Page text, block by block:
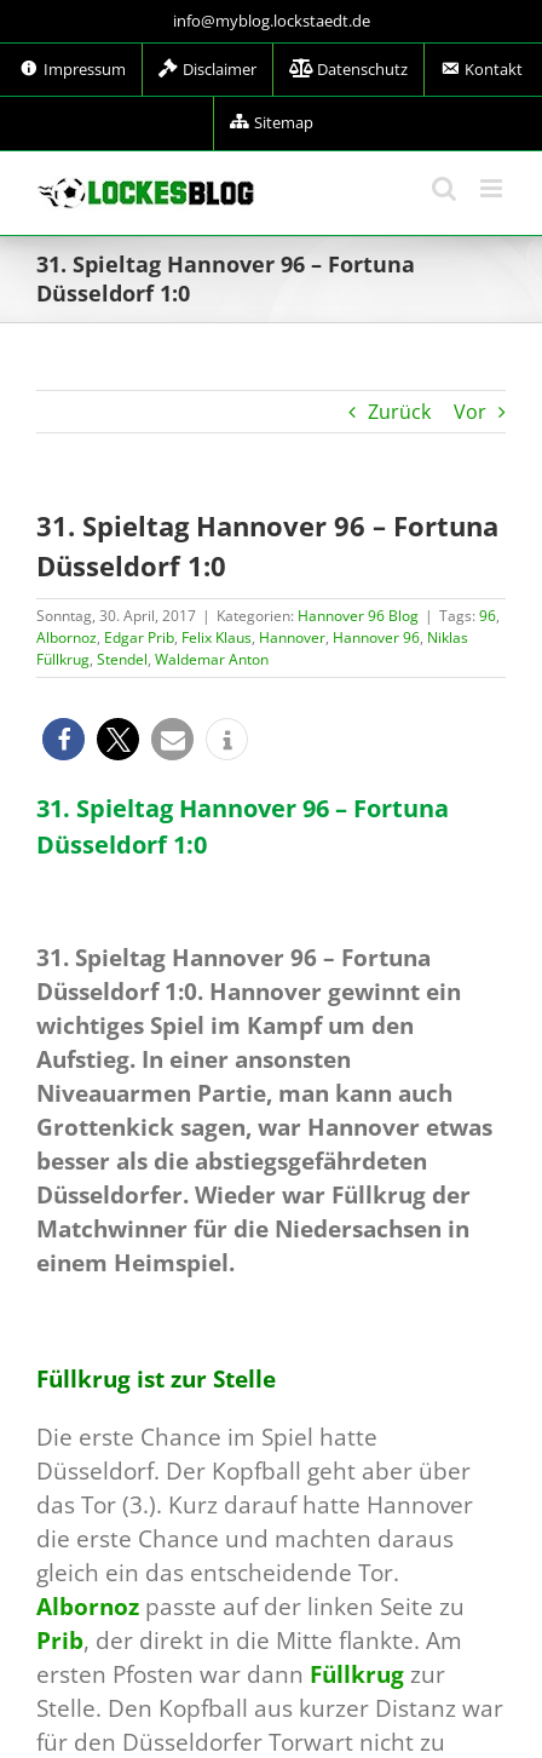
Inhalt
springen
info@myblog.lockstaedt.de
Impressum Disclaimer Datenschutz Kontakt
Sitemap
31. Spieltag Hannover 96 – Fortuna
Düsseldorf 1:0
Zurück Vor
31. Spieltag Hannover 96 – Fortuna
Düsseldorf 1:0
Sonntag, 30. April, 2017 | Kategorien: Hannover 96 Blog | Tags: 96,
Albornoz, Edgar Prib, Felix Klaus, Hannover, Hannover 96, Niklas
Füllkrug, Stendel, Waldemar Anton
31. Spieltag Hannover 96 – Fortuna
Düsseldorf 1:0
31. Spieltag Hannover 96 – Fortuna
Düsseldorf 1:0. Hannover gewinnt ein
wichtiges Spiel im Kampf um den
Aufstieg. In einer ansonsten
Niveauarmen Partie, man kann auch
Grottenkick sagen, war Hannover etwas
besser als die abstiegsgefährdeten
Düsseldorfer. Wieder war Füllkrug der
Matchwinner für die Niedersachsen in
einem Heimspiel.
Füllkrug ist zur Stelle
Die erste Chance im Spiel hatte
Düsseldorf. Der Kopfball geht aber über
das Tor (3.). Kurz darauf hatte Hannover
die erste Chance und machten daraus
gleich ein das entscheidende Tor.
Albornoz passte auf der linken Seite zu
Prib, der direkt in die Mitte flankte. Am
ersten Pfosten war dann Füllkrug zur
Stelle. Den Kopfball aus kurzer Distanz war
für den Düsseldorfer Torwart nicht zu